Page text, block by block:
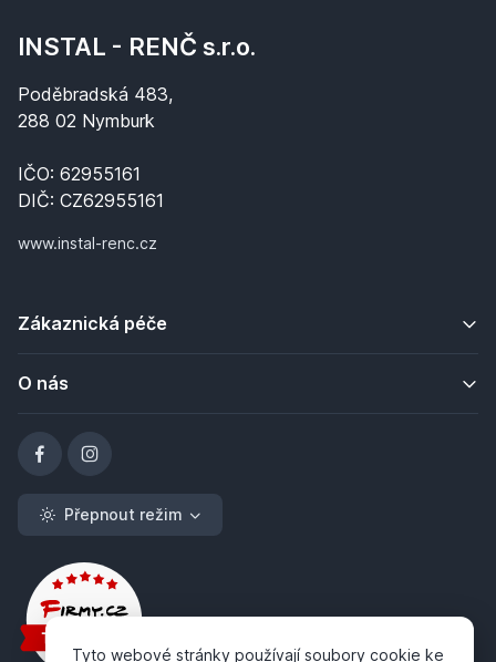
INSTAL - RENČ s.r.o.
Poděbradská 483,
288 02 Nymburk
IČO: 62955161
DIČ: CZ62955161
www.instal-renc.cz
Zákaznická péče
O nás
Přepnout režim
Tyto webové stránky používají soubory cookie ke